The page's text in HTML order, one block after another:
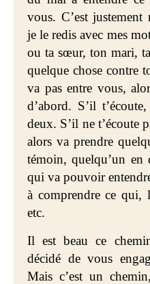
vous. C’est
je le redis avec mes
ou ta sœur, ton mari,
quelque chose contre
va pas entre vous,
d’abord. S’il
deux. S’il ne t’écoute
alors va prendre
témoin, quelqu’un en
qui va pouvoir
à comprendre ce qui,
etc.
Il est beau ce
décidé de vous
Mais c’est un